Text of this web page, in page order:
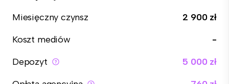
Miesięczny czynsz
2 900 zł
Koszt mediów
-
Depozyt
5 000 zł